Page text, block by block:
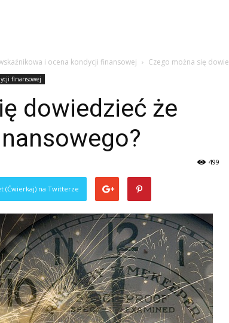
i ocena kondycji finansowej Czego można się
finansowej
dowiedzieć że
499
(Ćwierkaj) na Twitterze